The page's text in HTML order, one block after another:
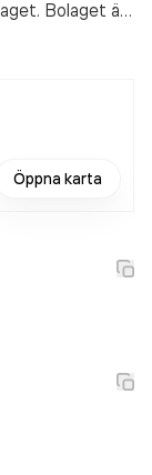
Bolaget är
Öppna karta